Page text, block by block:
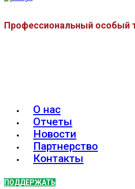
Профессиональный особый
О нас
Отчеты
Новости
Партнерство
Контакты
ПОДДЕРЖАТЬ